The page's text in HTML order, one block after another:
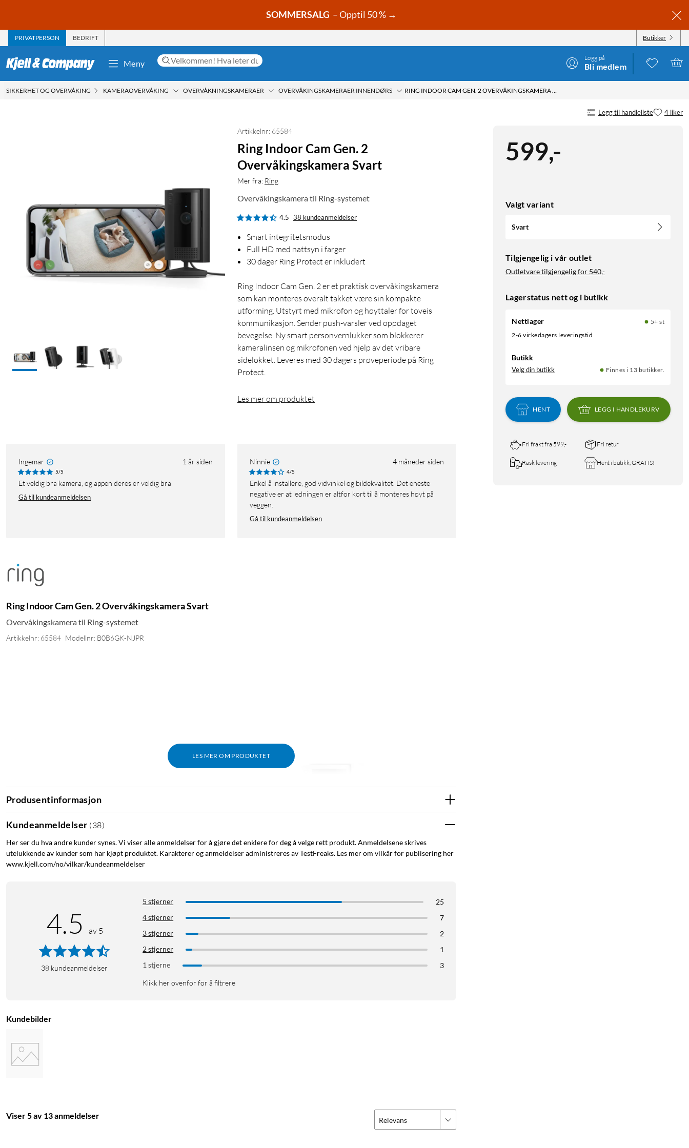
SOMMERSALG – Opptil 50 % →
PRIVATPERSON BEDRIFT Butikker
Meny
Logg på
Bli medlem
SIKKERHET OG OVERVÅKING KAMERAOVERVÅKING OVERVÅKNINGSKAMERAER OVERVÅKINGSKAMERAER INNENDØRS RING INDOOR CAM GEN. 2 OVERVÅKINGSKAMERA SVART
Legg til handleliste 4 liker
599,-
Valgt variant
Svart
Tilgjengelig i vår outlet
Outletvare tilgjengelig for 540,-
Lagerstatus nett og i butikk
Nettlager
5+ st
2-6 virkedagers leveringstid
Butikk
Velg din butikk Finnes i 13 butikker.
HENT LEGG I HANDLEKURV
Fri frakt fra 599,- Fri retur
Rask levering Hent i butikk, GRATIS!
Artikkelnr: 65584
Ring Indoor Cam Gen. 2
Overvåkingskamera Svart
Mer fra: Ring
Overvåkingskamera til Ring-systemet
4.5 38 kundeanmeldelser
Smart integritetsmodus
Full HD med nattsyn i farger
30 dager Ring Protect er inkludert
Ring Indoor Cam Gen. 2 er et praktisk overvåkingskamera
som kan monteres overalt takket være sin kompakte
utforming. Utstyrt med mikrofon og høyttaler for toveis
kommunikasjon. Sender push-varsler ved oppdaget
bevegelse. Ny smart personvernlukker som blokkerer
kameralinsen og mikrofonen ved hjelp av det vribare
sidelokket. Leveres med 30 dagers prøveperiode på Ring
Protect.
Les mer om produktet
Ingemar 1 år siden
5/5
Et veldig bra kamera, og appen deres er veldig bra
Gå til kundeanmeldelsen
Ninnie 4 måneder siden
4/5
Enkel å installere, god vidvinkel og bildekvalitet. Det eneste
negative er at ledningen er altfor kort til å monteres høyt på
veggen.
Gå til kundeanmeldelsen
Ring Indoor Cam Gen. 2 Overvåkingskamera Svart
Overvåkingskamera til Ring-systemet
Artikkelnr: 65584 Modellnr: B0B6GK-NJPR
LES MER OM PRODUKTET
Ring Indoor Cam Gen.2 kobles til via wifi og installeres enkelt i appen (iOS/Android). Du får skarp oppløsning i Full HD og klart
høyttaleren og mikrofonen.
Produsentinformasjon
Kundeanmeldelser (38)
Her ser du hva andre kunder synes. Vi viser alle anmeldelser for å gjøre det enklere for deg å velge rett produkt. Anmeldelsene skrives
utelukkende av kunder som har kjøpt produktet. Karakterer og anmeldelser administreres av TestFreaks. Les mer om vilkår for publisering her
www.kjell.com/no/vilkar/kundeanmeldelser
4.5 av 5
38 kundeanmeldelser
5 stjerner
25
4 stjerner
7
3 stjerner
2
2 stjerner
1
1 stjerne
3
Klikk her ovenfor for å filtrere
Kundebilder
Viser 5 av 13 anmeldelser Relevans